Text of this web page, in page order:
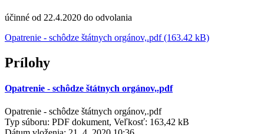
účinné od 22.4.2020 do odvolania
Opatrenie - schôdze štátnych orgánov,.pdf (163.42 kB)
Prílohy
Opatrenie - schôdze štátnych orgánov,.pdf
Opatrenie - schôdze štátnych orgánov,.pdf
Typ súboru: PDF dokument, Veľkosť: 163,42 kB